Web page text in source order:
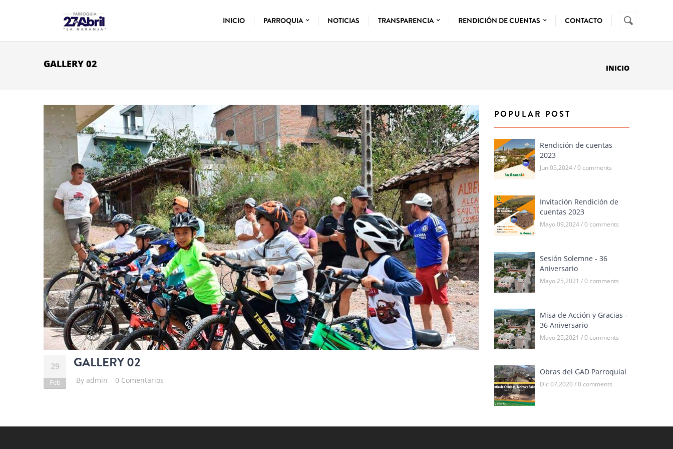
INICIO PARROQUIA NOTICIAS TRANSPARENCIA RENDICIÓN DE CUENTAS CONTACTO
DE
Buscar
GALLERY 02 INICIO
29
Feb
GALLERY 02
By admin 0 Comentarios
POPULAR POST
Rendición de cuentas
2023
Jun 05,2024 / 0 comments
Invitación Rendición de
cuentas 2023
Mayo 09,2024 / 0 comments
Sesión Solemne - 36
Aniversario
Mayo 25,2021 / 0 comments
Misa de Acción y Gracias -
36 Aniversario
Mayo 25,2021 / 0 comments
Obras del GAD Parroquial
Dic 07,2020 / 0 comments